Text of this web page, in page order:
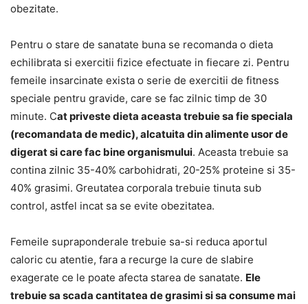
obezitate.
Pentru o stare de sanatate buna se recomanda o dieta
echilibrata si exercitii fizice efectuate in fiecare zi. Pentru
femeile insarcinate exista o serie de exercitii de fitness
speciale pentru gravide, care se fac zilnic timp de 30
minute. Cat priveste dieta aceasta trebuie sa fie speciala
(recomandata de medic), alcatuita din alimente usor de
digerat si care fac bine organismului. Aceasta trebuie sa
contina zilnic 35-40% carbohidrati, 20-25% proteine si 35-
40% grasimi. Greutatea corporala trebuie tinuta sub
control, astfel incat sa se evite obezitatea.
Femeile supraponderale trebuie sa-si reduca aportul
caloric cu atentie, fara a recurge la cure de slabire
exagerate ce le poate afecta starea de sanatate. Ele
trebuie sa scada cantitatea de grasimi si sa consume mai